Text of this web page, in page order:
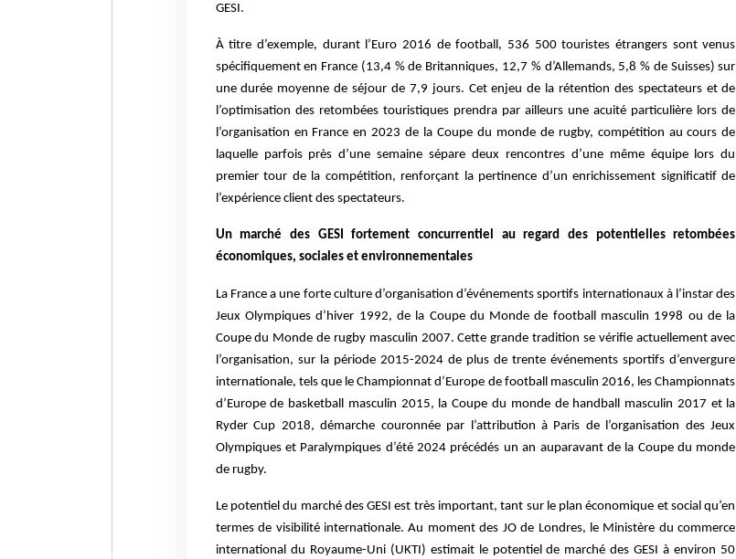
GESI.
À titre d’exemple, durant l’Euro 2016 de football, 536 500 touristes étrangers sont venus
spécifiquement en France (13,4 % de Britanniques, 12,7 % d’Allemands, 5,8 % de Suisses) sur
une durée moyenne de séjour de 7,9 jours. Cet enjeu de la rétention des spectateurs et de
l’optimisation des retombées touristiques prendra par ailleurs une acuité particulière lors de
l’organisation en France en 2023 de la Coupe du monde de rugby, compétition au cours de
laquelle parfois près d’une semaine sépare deux rencontres d’une même équipe lors du
premier tour de la compétition, renforçant la pertinence d’un enrichissement significatif de
l’expérience client des spectateurs.
Un marché des GESI fortement concurrentiel au regard des potentielles retombées
économiques, sociales et environnementales
La France a une forte culture d’organisation d’événements sportifs internationaux à l’instar des
Jeux Olympiques d’hiver 1992, de la Coupe du Monde de football masculin 1998 ou de la
Coupe du Monde de rugby masculin 2007. Cette grande tradition se vérifie actuellement avec
l’organisation, sur la période 2015-2024 de plus de trente événements sportifs d’envergure
internationale, tels que le Championnat d’Europe de football masculin 2016, les Championnats
d’Europe de basketball masculin 2015, la Coupe du monde de handball masculin 2017 et la
Ryder Cup 2018, démarche couronnée par l’attribution à Paris de l’organisation des Jeux
Olympiques et Paralympiques d’été 2024 précédés un an auparavant de la Coupe du monde
de rugby.
Le potentiel du marché des GESI est très important, tant sur le plan économique et social qu’en
termes de visibilité internationale. Au moment des JO de Londres, le Ministère du commerce
international du Royaume-Uni (UKTI) estimait le potentiel de marché des GESI à environ 50